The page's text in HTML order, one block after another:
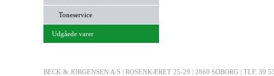
Toneservice
Udgåede varer
BECK & JØRGENSEN A/S | ROSENKÆRET 25-29 | 2860 SØBORG | TLF. 39